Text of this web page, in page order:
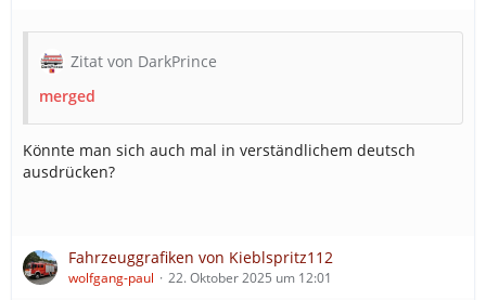
Zitat von DarkPrince
merged
Könnte man sich auch mal in verständlichem deutsch
ausdrücken?
Fahrzeuggrafiken von Kieblspritz112
wolfgang-paul 22. Oktober 2025 um 12:01